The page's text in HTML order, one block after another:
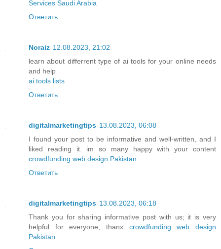
Services Saudi Arabia
Ответить
Noraiz 12.08.2023, 21:02
learn about differrent type of ai tools for your online needs
and help
ai tools lists
Ответить
digitalmarketingtips 13.08.2023, 06:08
I found your post to be informative and well-written, and I
liked reading it. im so many happy with your content
crowdfunding web design Pakistan
Ответить
digitalmarketingtips 13.08.2023, 06:18
Thank you for sharing informative post with us; it is very
helpful for everyone, thanx crowdfunding web design
Pakistan